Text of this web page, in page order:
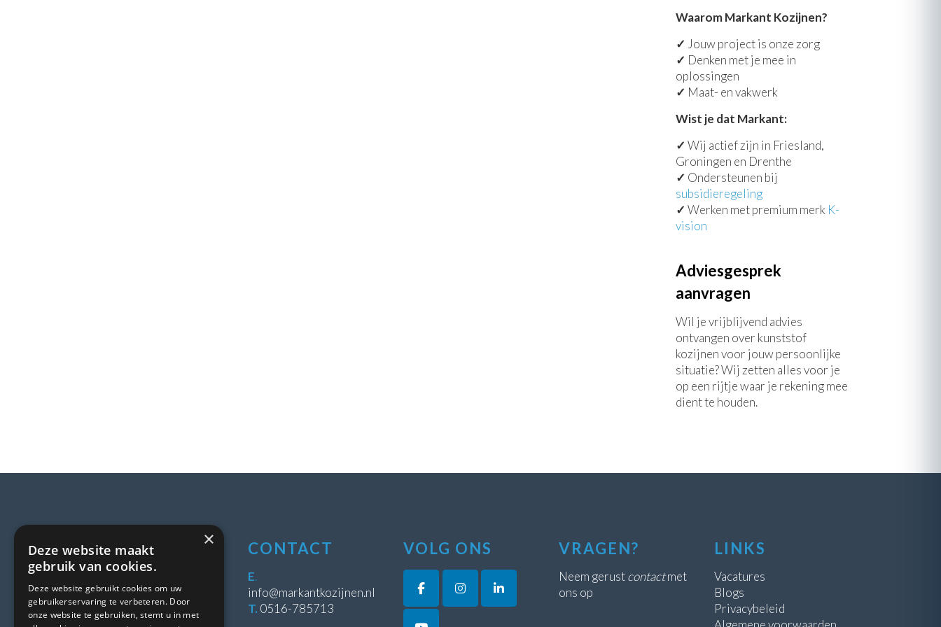
Waarom Markant Kozijnen?
✓ Jouw project is onze zorg
✓ Denken met je mee in
oplossingen
✓ Maat- en vakwerk
Wist je dat Markant:
✓ Wij actief zijn in Friesland,
Groningen en Drenthe
✓ Ondersteunen bij
subsidieregeling
✓ Werken met premium merk K-
vision
Adviesgesprek
aanvragen
Wil je vrijblijvend advies
ontvangen over kunststof
kozijnen voor jouw persoonlijke
situatie? Wij zetten alles voor je
op een rijtje waar je rekening mee
dient te houden.
LOCATIE
8431 WE Oosterwolde
CONTACT
E.
info@markantkozijnen.nl
T. 0516-785713
VOLG ONS VRAGEN?
Neem gerustcontactmet
ons op
LINKS
Vacatures
Blogs
Privacybeleid
×
Deze website maakt
gebruik van cookies.
Deze website gebruikt cookies om uw
gebruikerservaring te verbeteren. Door
onze website te gebruiken, stemt u in met